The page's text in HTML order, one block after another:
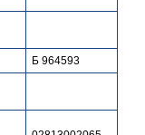
Б 964593